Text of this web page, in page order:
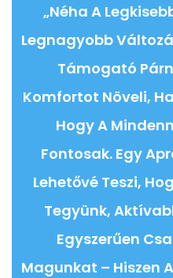
„Néha A
Legnagyobb
Támogató
Komfortot Növeli,
Hogy A
Fontosak. Egy
Lehetővé Teszi,
Tegyünk,
Egyszerűen
Magunkat – Hiszen